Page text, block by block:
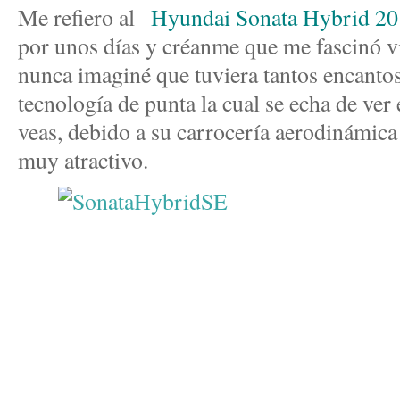
Me refiero al Hyundai Sonata Hybrid
por unos días y créanme que me fascinó
nunca imaginé que tuviera tantos
tecnología de punta la cual se echa de
veas, debido a su carrocería
muy atractivo.